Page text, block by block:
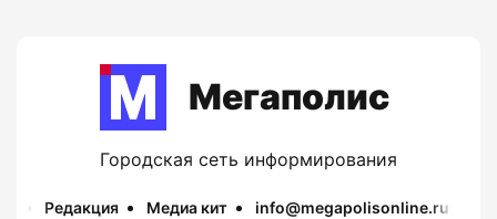
Мегаполис
Городская сеть информирования
Редакция Медиа кит info@megapolisonline.ru